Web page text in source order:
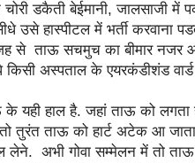
डकैती बेईमानी, जालसाजी में
उसे हास्पीटल में भर्ती करवाना
से ताऊ सचमुच का बीमार
अस्पताल के एयरकंडीशंड
के यही हाल है. जहां ताऊ को
तो तुरंत ताऊ को हार्ट अटेक आ
तेल लेने. अभी गोवा सम्मेलन में तो